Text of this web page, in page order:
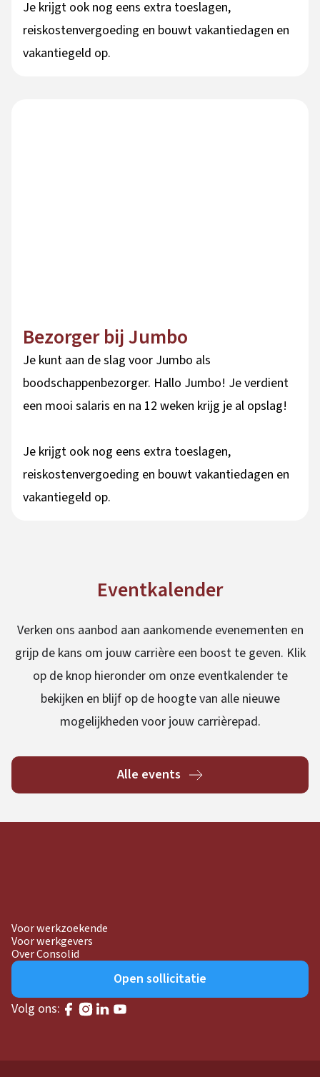
Je krijgt ook nog eens extra toeslagen,
reiskostenvergoeding en bouwt vakantiedagen en
vakantiegeld op.
Bezorger bij Jumbo
Je kunt aan de slag voor Jumbo als
boodschappenbezorger. Hallo Jumbo! Je verdient
een mooi salaris en na 12 weken krijg je al opslag!
Je krijgt ook nog eens extra toeslagen,
reiskostenvergoeding en bouwt vakantiedagen en
vakantiegeld op.
Eventkalender
Verken ons aanbod aan aankomende evenementen en
grijp de kans om jouw carrière een boost te geven. Klik
op de knop hieronder om onze eventkalender te
bekijken en blijf op de hoogte van alle nieuwe
mogelijkheden voor jouw carrièrepad.
Alle events
Voor werkzoekende
Voor werkgevers
Over Consolid
Open sollicitatie
Volg ons: